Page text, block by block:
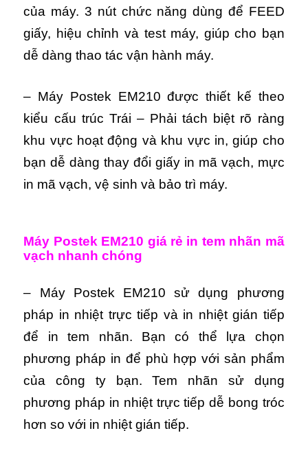
của máy. 3 nút chức năng dùng để FEED
giấy, hiệu chỉnh và test máy, giúp cho bạn
dễ dàng thao tác vận hành máy.
– Máy Postek EM210 được thiết kế theo
kiểu cấu trúc Trái – Phải tách biệt rõ ràng
khu vực hoạt động và khu vực in, giúp cho
bạn dễ dàng thay đổi giấy in mã vạch, mực
in mã vạch, vệ sinh và bảo trì máy.
Máy Postek EM210 giá rẻ in tem nhãn mã
vạch nhanh chóng
– Máy Postek EM210 sử dụng phương
pháp in nhiệt trực tiếp và in nhiệt gián tiếp
để in tem nhãn. Bạn có thể lựa chọn
phương pháp in để phù hợp với sản phẩm
của công ty bạn. Tem nhãn sử dụng
phương pháp in nhiệt trực tiếp dễ bong tróc
hơn so với in nhiệt gián tiếp.